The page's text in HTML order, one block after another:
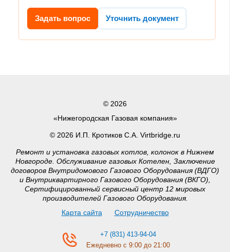
Задать вопрос Уточнить документ
© 2026
«Нижегородская Газовая компания»
© 2026 И.П. Кротиков С.А. Virtbridge.ru
Ремонт и установка газовых котлов, колонок в Нижнем
Новгороде. Обслуживание газовых Котелен, Заключение
договоров Внутридомового Газового Оборудования (ВДГО)
и Внутриквартирного Газового Оборудования (ВКГО),
Сертифицированный сервисный центр 12 мировых
производителей Газового Оборудования.
Карта сайта
Сотрудничество
+7 (831) 413-94-04
Ежедневно с 9:00 до 21:00